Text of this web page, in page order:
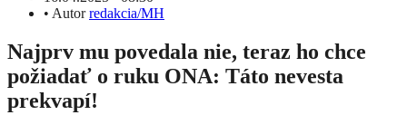
• Autorredakcia/MH
Najprv mu povedala nie, teraz ho chce
požiadať o ruku ONA: Táto nevesta
prekvapí!